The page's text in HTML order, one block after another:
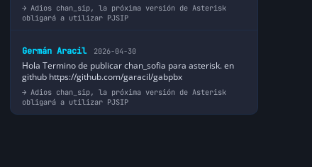
Adios chan_sip, la próxima versión de Asterisk
obligará a utilizar PJSIP
Germán Aracil 2026-04-30
Hola Termino de publicar chan_sofia para asterisk. en
github https://github.com/garacil/gabpbx
Adios chan_sip, la próxima versión de Asterisk
obligará a utilizar PJSIP